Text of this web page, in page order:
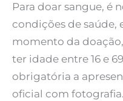
Para doar sangue, é
condições de saúde,
momento da
ter idade entre 16 e
obrigatória a
oficial com fotografia.